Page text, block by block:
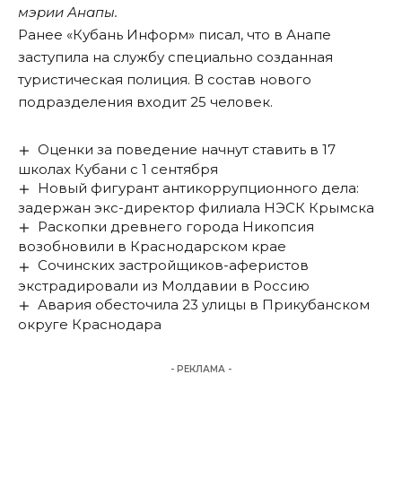
мэрии Анапы.
Ранее «Кубань Информ» писал, что в Анапе
заступила на службу специально созданная
туристическая полиция. В состав нового
подразделения входит 25 человек.
Оценки за поведение начнут ставить в 17
школах Кубани с 1 сентября
Новый фигурант антикоррупционного дела:
задержан экс-директор филиала НЭСК Крымска
Раскопки древнего города Никопсия
возобновили в Краснодарском крае
Сочинских застройщиков-аферистов
экстрадировали из Молдавии в Россию
Авария обесточила 23 улицы в Прикубанском
округе Краснодара
- РЕКЛАМА -